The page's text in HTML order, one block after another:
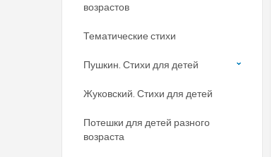
возрастов
Тематические стихи
Пушкин. Стихи для детей
Жуковский. Стихи для детей
Потешки для детей разного
возраста